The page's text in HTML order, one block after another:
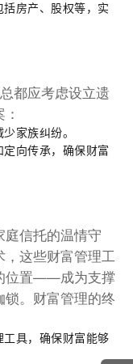
房产、股权等，实
都应考虑设立遗
家族纠纷。
向传承，确保财富
信托的温情守
这些财富管理工
位置——成为支撑
。财富管理的终
工具，确保财富能够